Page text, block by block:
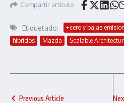
Compartir artículo
Etiquetado: +cero y bajas
híbridos
Mazda Scalable
Previous Article